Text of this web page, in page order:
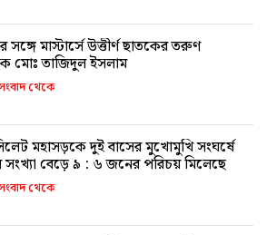
সঙ্গে মাস্টার্সে উত্তীর্ণ ছাতকের তরুণ
মোঃ তাজিদুল ইসলাম
থেকে
মহাসড়কে দুই বাসের মুখোমুখি সংঘর্ষে
সংখ্যা বেড়ে ৯ : ৬ জনের পরিচয় মিলেছে
থেকে